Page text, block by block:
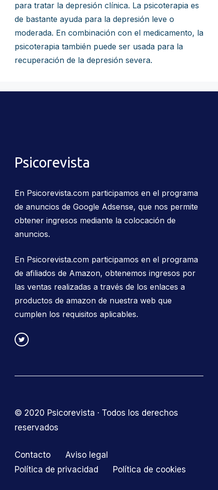
para tratar la depresión clínica. La psicoterapia es
de bastante ayuda para la depresión leve o
moderada. En combinación con el medicamento, la
psicoterapia también puede ser usada para la
recuperación de la depresión severa.
Psicorevista
En Psicorevista.com participamos en el programa
de anuncios de Google Adsense, que nos permite
obtener ingresos mediante la colocación de
anuncios.
En Psicorevista.com participamos en el programa
de afiliados de Amazon, obtenemos ingresos por
las ventas realizadas a través de los enlaces a
productos de amazon de nuestra web que
cumplen los requisitos aplicables.
© 2020 Psicorevista · Todos los derechos
reservados
Contacto
Aviso legal
Política de privacidad
Política de cookies